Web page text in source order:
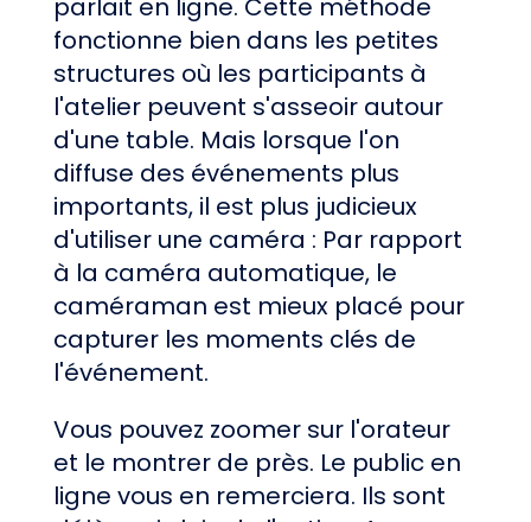
parlait en ligne. Cette méthode
fonctionne bien dans les petites
structures où les participants à
l'atelier peuvent s'asseoir autour
d'une table. Mais lorsque l'on
diffuse des événements plus
importants, il est plus judicieux
d'utiliser une caméra : Par rapport
à la caméra automatique, le
caméraman est mieux placé pour
capturer les moments clés de
l'événement.
Vous pouvez zoomer sur l'orateur
et le montrer de près. Le public en
ligne vous en remerciera. Ils sont